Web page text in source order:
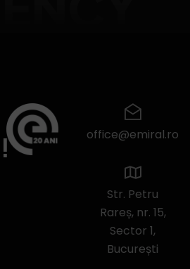
office@emiral.ro
Str. Petru
Rareș, nr. 15,
Sector 1,
București